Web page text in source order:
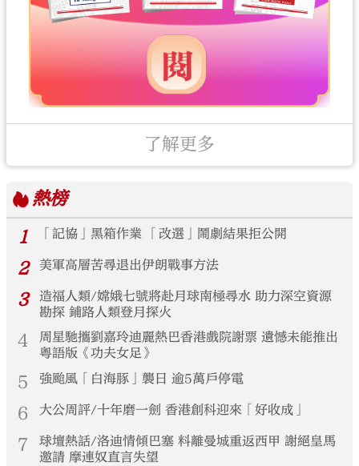
了解更多
熱榜
1
「記協」黑箱作業 「改選」鬧劇結果拒公開
2 美軍高層苦尋退出伊朗戰事方法
3
造福人類/嫦娥七號將赴月球南極尋水 助力深空資源
勘探 鋪路人類登月探火
4
周星馳攜劉嘉玲迪麗熱巴香港戲院謝票 遺憾未能推出
粵語版《功夫女足》
5 強颱風「白海豚」襲日 逾5萬戶停電
6 大公周評/十年磨一劍 香港創科迎來「好收成」
7
球壇熱話/洛迪情傾巴塞 料離曼城重返西甲 謝絕皇馬
邀請 摩連奴直言失望